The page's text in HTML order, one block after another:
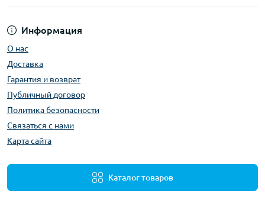
Информация
О нас
Доставка
Гарантия и возврат
Публичный договор
Политика безопасности
Связаться с нами
Карта сайта
Каталог товаров